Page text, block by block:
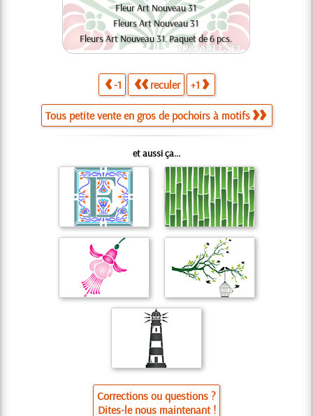
Fleur Art Nouveau 31
Fleurs Art Nouveau 31
Fleurs Art Nouveau 31. Paquet de 6 pcs.
-1 reculer +1
Tous petite vente en gros de pochoirs à motifs
et aussi ça...
Corrections ou questions ?
Dites-le nous maintenant !